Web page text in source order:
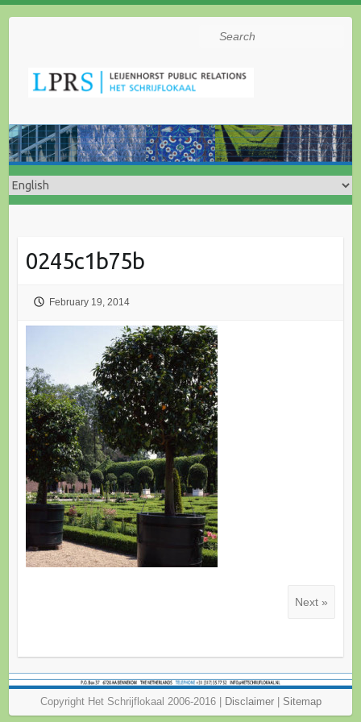
Search
0245c1b75b
February 19, 2014
Next »
Copyright Het Schrijflokaal 2006-2016 | Disclaimer| Sitemap